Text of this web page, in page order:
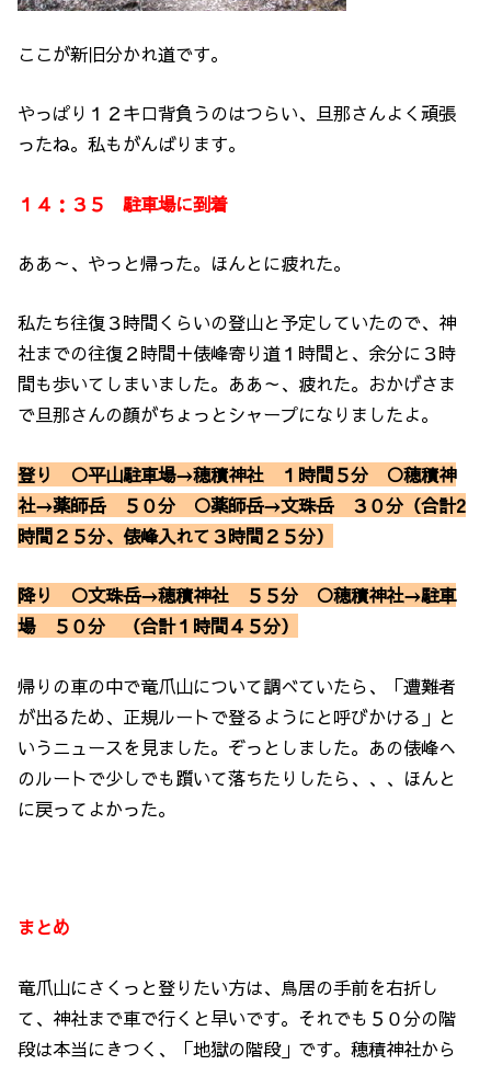
ここが新旧分かれ道です。
やっぱり１２キロ背負うのはつらい、旦那さんよく頑張
ったね。私もがんばります。
１４：３５ 駐車場に到着
ああ～、やっと帰った。ほんとに疲れた。
私たち往復３時間くらいの登山と予定していたので、神
社までの往復２時間＋俵峰寄り道１時間と、余分に３時
間も歩いてしまいました。ああ～、疲れた。おかげさま
で旦那さんの顔がちょっとシャープになりましたよ。
登り ○平山駐車場→穂積神社 １時間５分 ○穂積神
社→薬師岳 ５０分 ○薬師岳→文珠岳 ３０分（合計2
時間２５分、俵峰入れて３時間２５分）
降り ○文珠岳→穂積神社 ５５分 ○穂積神社→駐車
場 ５０分 （合計１時間４５分）
帰りの車の中で竜爪山について調べていたら、「遭難者
が出るため、正規ルートで登るようにと呼びかける」と
いうニュースを見ました。ぞっとしました。あの俵峰へ
のルートで少しでも躓いて落ちたりしたら、、、ほんと
に戻ってよかった。
まとめ
竜爪山にさくっと登りたい方は、鳥居の手前を右折し
て、神社まで車で行くと早いです。それでも５０分の階
段は本当にきつく、「地獄の階段」です。穂積神社から